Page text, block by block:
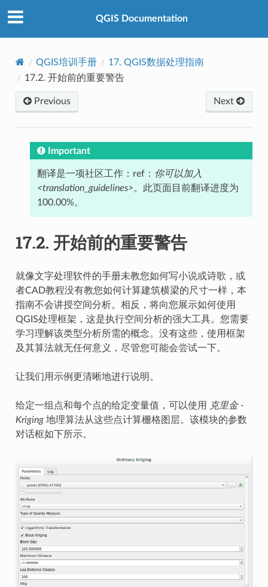
QGIS Documentation
QGIS培训手册 17. QGIS数据处理指南
17.2. 开始前的重要警告
Previous Next
Important
翻译是一项社区工作：ref： 你可以加入
<translation_guidelines>。此页面目前翻译进度为
100.00%。
17.2. 开始前的重要警告
就像文字处理软件的手册未教您如何写小说或诗歌，或
者CAD教程没有教您如何计算建筑横梁的尺寸一样，本
指南不会讲授空间分析。相反，将向您展示如何使用
QGIS处理框架，这是执行空间分析的强大工具。您需要
学习理解该类型分析所需的概念。没有这些，使用框架
及其算法就无任何意义，尽管您可能会尝试一下。
让我们用示例更清晰地进行说明。
给定一组点和每个点的给定变量值，可以使用
克里金 -
Kriging地理算法从这些点计算栅格图层。该模块的参数
对话框如下所示。